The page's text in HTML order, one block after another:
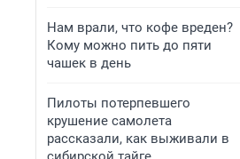
Нам врали, что кофе вреден?
Кому можно пить до пяти
чашек в день
Пилоты потерпевшего
крушение самолета
рассказали, как выживали в